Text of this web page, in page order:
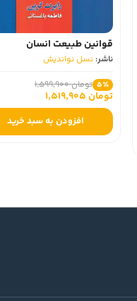
قوانین طبیعت انسان
ناشر:نسل‏ نواندیش
5٪ تومان 1,599,900
تومان 1,519,905
افزودن به سبد خرید